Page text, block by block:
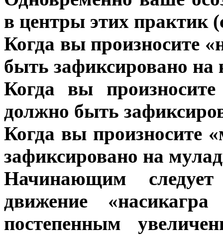
в центры этих практик
Когда вы произносите
быть зафиксировано на
Когда вы
должно быть
Когда вы произносите
зафиксировано на
Начинающим
движение
постепенным